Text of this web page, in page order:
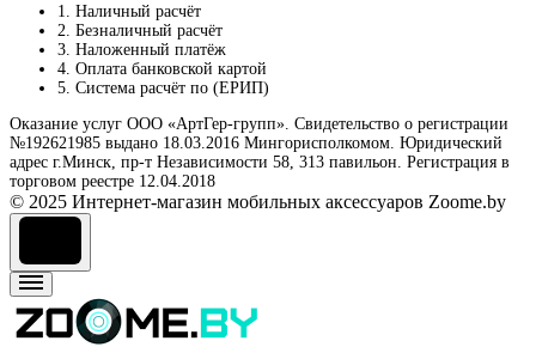
1. Наличный расчёт
2. Безналичный расчёт
3. Наложенный платёж
4. Оплата банковской картой
5. Система расчёт по (ЕРИП)
Оказание услуг ООО «АртГер-групп». Свидетельство о регистрации
№192621985 выдано 18.03.2016 Мингорисполкомом. Юридический
адрес г.Минск, пр-т Независимости 58, 313 павильон. Регистрация в
торговом реестре 12.04.2018
© 2025 Интернет-магазин мобильных аксессуаров Zoome.by